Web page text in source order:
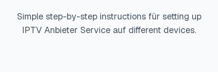
Simple step-by-step instructions für setting up
IPTV Anbieter Service auf different devices.